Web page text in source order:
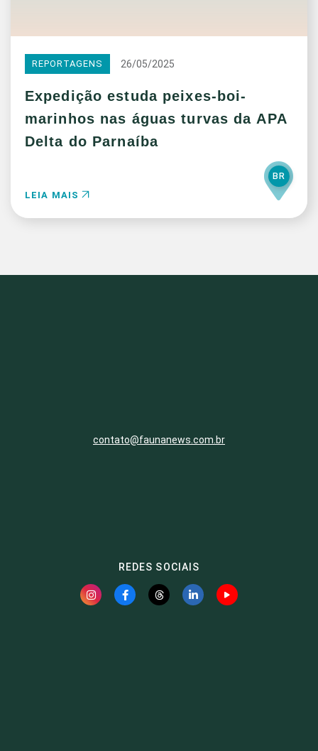
REPORTAGENS 26/05/2025
Expedição estuda peixes-boi-
marinhos nas águas turvas da APA
Delta do Parnaíba
LEIA MAIS
BR
contato@faunanews.com.br
REDES SOCIAIS